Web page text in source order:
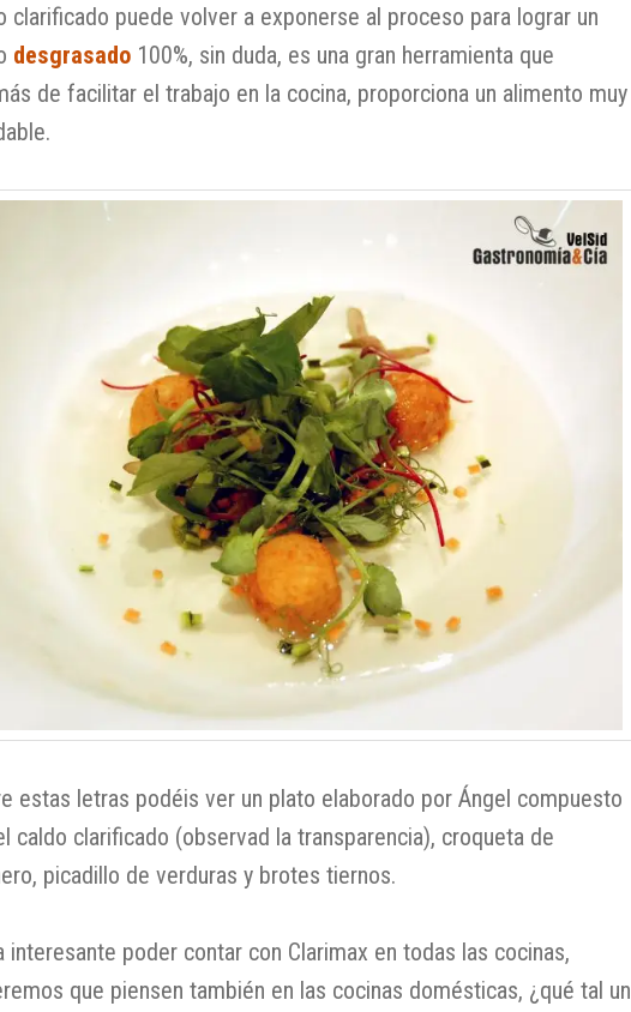
clarificado puede volver a exponerse al proceso para lograr un
desgrasado 100%, sin duda, es una gran herramienta que
de facilitar el trabajo en la cocina, proporciona un alimento muy
estas letras podéis ver un plato elaborado por Ángel compuesto
caldo clarificado (observad la transparencia), croqueta de
picadillo de verduras y brotes tiernos.
interesante poder contar con Clarimax en todas las cocinas,
que piensen también en las cocinas domésticas, ¿qué tal un